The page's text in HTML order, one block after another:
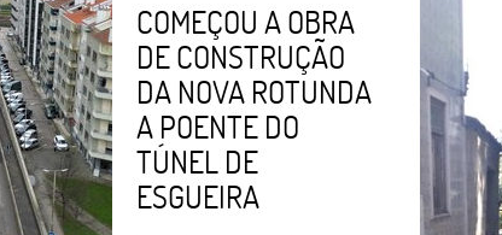
COMEÇOU A OBRA
DE CONSTRUÇÃO
DA NOVA ROTUNDA
A POENTE DO
TÚNEL DE
ESGUEIRA